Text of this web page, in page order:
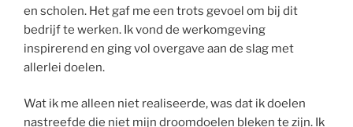
en scholen. Het gaf me een trots gevoel om bij dit
bedrijf te werken. Ik vond de werkomgeving
inspirerend en ging vol overgave aan de slag met
allerlei doelen.
Wat ik me alleen niet realiseerde, was dat ik doelen
nastreefde die niet mijn droomdoelen bleken te zijn. Ik